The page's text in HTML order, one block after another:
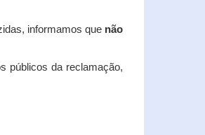
informamos que não
públicos da reclamação,